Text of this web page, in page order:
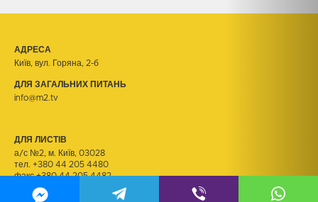
АДРЕСА
Київ, вул. Горяна, 2-б
ДЛЯ ЗАГАЛЬНИХ ПИТАНЬ
info@m2.tv
ДЛЯ ЛИСТІВ
а/с №2, м. Київ, 03028
тел. +380 44 205 4480
факс +380 44 205 4482
ДЛЯ РЕЗЮМЕ